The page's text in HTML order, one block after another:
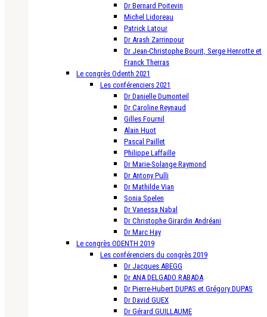
Dr Bernard Poitevin
Michel Lidoreau
Patrick Latour
Dr Arash Zarrinpour
Dr Jean-Christophe Bourit, Serge Henrotte et
Franck Therras
Le congrès Odenth 2021
Les conférenciers 2021
Dr Danielle Dumonteil
Dr Caroline Reynaud
Gilles Fournil
Alain Huot
Pascal Paillet
Philippe Laffaille
Dr Marie-Solange Raymond
Dr Antony Pulli
Dr Mathilde Vian
Sonia Spelen
Dr Vanessa Nabal
Dr Christophe Girardin Andréani
Dr Marc Hay
Le congrès ODENTH 2019
Les conférenciers du congrès 2019
Dr Jacques ABEGG
Dr ANA DELGADO RABADA
Dr Pierre-Hubert DUPAS et Grégory DUPAS
Dr David GUEX
Dr Gérard GUILLAUME